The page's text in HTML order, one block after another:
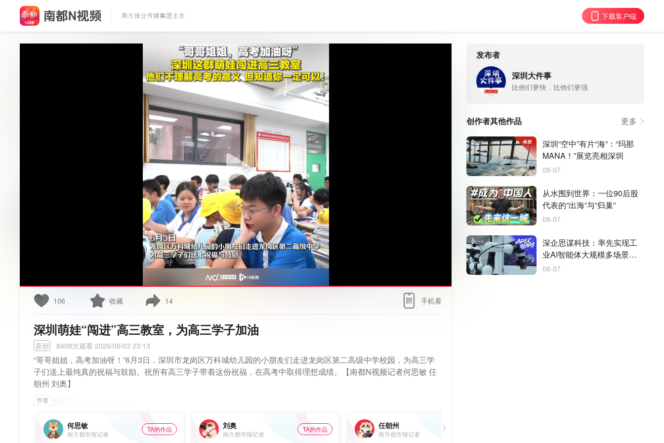
下载客户端
106 收藏 14 手机看
深圳萌娃“闯进”高三教室，为高三学子加油
原创 8409次观看·2026/06/03 23:13
“哥哥姐姐，高考加油呀！”6月3日，深圳市龙岗区万科城幼儿园的小朋友们走进龙岗区第二高级中学校园，为高三学
子们送上最纯真的祝福与鼓励。祝所有高三学子带着这份祝福，在高考中取得理想成绩。【南都N视频记者何思敏 任
朝州 刘奥】
何思敏
南方都市报记者
TA的作品 刘奥
南方都市报记者
TA的作品 任朝州
南方都市报记者
发布者
深圳大件事
比他们更快，比他们更强
创作者其他作品
更多
深圳“空中”有片“海”：“玛那
MANA！”展览亮相深圳
08-07
从水围到世界：一位90后股
代表的“出海”与“归巢”
08-07
深企思谋科技：率先实现工
业AI智能体大规模多场景部
署
08-07